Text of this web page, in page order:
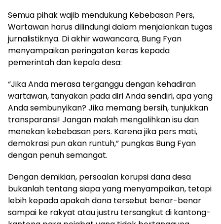
Semua pihak wajib mendukung Kebebasan Pers,
Wartawan harus dilindungi dalam menjalankan tugas
jurnalistiknya. Di akhir wawancara, Bung Fyan
menyampaikan peringatan keras kepada
pemerintah dan kepala desa:
“Jika Anda merasa terganggu dengan kehadiran
wartawan, tanyakan pada diri Anda sendiri, apa yang
Anda sembunyikan? Jika memang bersih, tunjukkan
transparansi! Jangan malah mengalihkan isu dan
menekan kebebasan pers. Karena jika pers mati,
demokrasi pun akan runtuh,” pungkas Bung Fyan
dengan penuh semangat.
Dengan demikian, persoalan korupsi dana desa
bukanlah tentang siapa yang menyampaikan, tetapi
lebih kepada apakah dana tersebut benar-benar
sampai ke rakyat atau justru tersangkut di kantong-